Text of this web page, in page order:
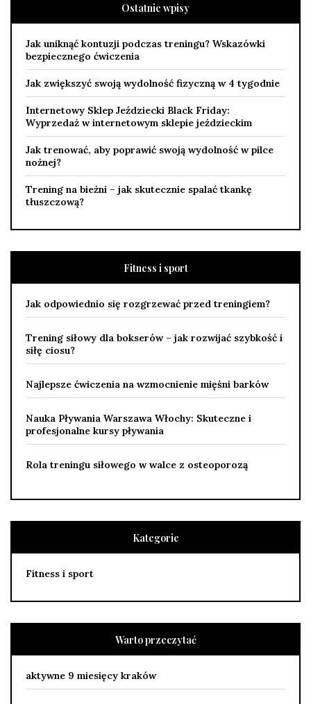
Ostatnie wpisy
Jak uniknąć kontuzji podczas treningu? Wskazówki
bezpiecznego ćwiczenia
Jak zwiększyć swoją wydolność fizyczną w 4 tygodnie
Internetowy Sklep Jeździecki Black Friday:
Wyprzedaż w internetowym sklepie jeździeckim
Jak trenować, aby poprawić swoją wydolność w pilce
nożnej?
Trening na bieżni – jak skutecznie spalać tkankę
tłuszczową?
Fitness i sport
Jak odpowiednio się rozgrzewać przed treningiem?
Trening siłowy dla bokserów – jak rozwijać szybkość i
siłę ciosu?
Najlepsze ćwiczenia na wzmocnienie mięśni barków
Nauka Pływania Warszawa Włochy: Skuteczne i
profesjonalne kursy pływania
Rola treningu siłowego w walce z osteoporozą
Kategorie
Fitness i sport
Warto przeczytać
aktywne 9 miesięcy kraków